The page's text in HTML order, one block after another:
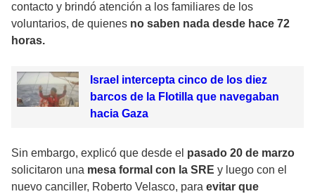
contacto y brindó atención a los familiares de los
voluntarios, de quienes no saben nada desde hace 72
horas.
Israel intercepta cinco de los diez
barcos de la Flotilla que navegaban
hacia Gaza
Sin embargo, explicó que desde el pasado 20 de marzo
solicitaron una mesa formal con la SRE y luego con el
nuevo canciller, Roberto Velasco, para evitar que